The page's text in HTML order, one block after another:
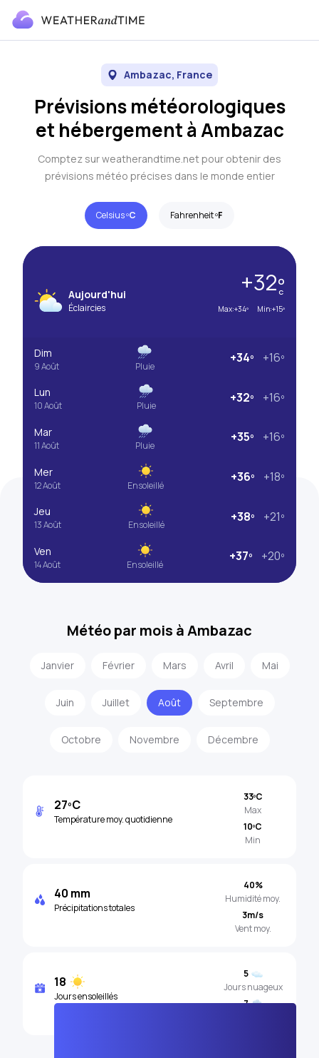
Ambazac, France
Prévisions météorologiques
et hébergement à Ambazac
Comptez sur weatherandtime.net pour obtenir des
prévisions météo précises dans le monde entier
Celsius ºC Fahrenheit ºF
Aujourd'hui
Éclaircies
+32º
C
Max:+34º Min:+15º
Dim
9 Août Pluie
+34º +16º
Lun
10 Août Pluie
+32º +16º
Mar
11 Août Pluie
+35º +16º
Mer
12 Août Ensoleillé
+36º +18º
Jeu
13 Août Ensoleillé
+38º +21º
Ven
14 Août Ensoleillé
+37º +20º
Météo par mois à Ambazac
Janvier Février Mars Avril Mai
Juin Juillet Août Septembre
Octobre Novembre Décembre
27ºC
Température moy. quotidienne
33ºC
Max
10ºC
Min
40 mm
Précipitations totales
40%
Humidité moy.
3m/s
Vent moy.
18
Jours ensoleillés
5
Jours nuageux
7